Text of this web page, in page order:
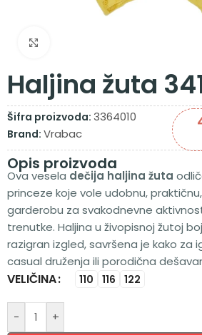
Haljina žuta
Šifra proizvoda: 3364010
Brand: Vrabac
Opis proizvoda
Ova vesela dečija haljina žuta
princeze koje vole udobnu,
garderobu za svakodnevne
trenutke. Haljina u živopisnoj žutoj
razigran izgled, savršena je kako za
casual druženja ili porodična
VELIČINA 110 116 122
- +
Alternative: